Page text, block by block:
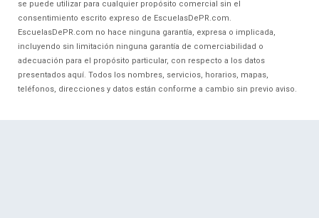
se puede utilizar para cualquier propósito comercial sin el
consentimiento escrito expreso de EscuelasDePR.com.
EscuelasDePR.com no hace ninguna garantía, expresa o implicada,
incluyendo sin limitación ninguna garantía de comerciabilidad o
adecuación para el propósito particular, con respecto a los datos
presentados aquí. Todos los nombres, servicios, horarios, mapas,
teléfonos, direcciones y datos están conforme a cambio sin previo aviso.